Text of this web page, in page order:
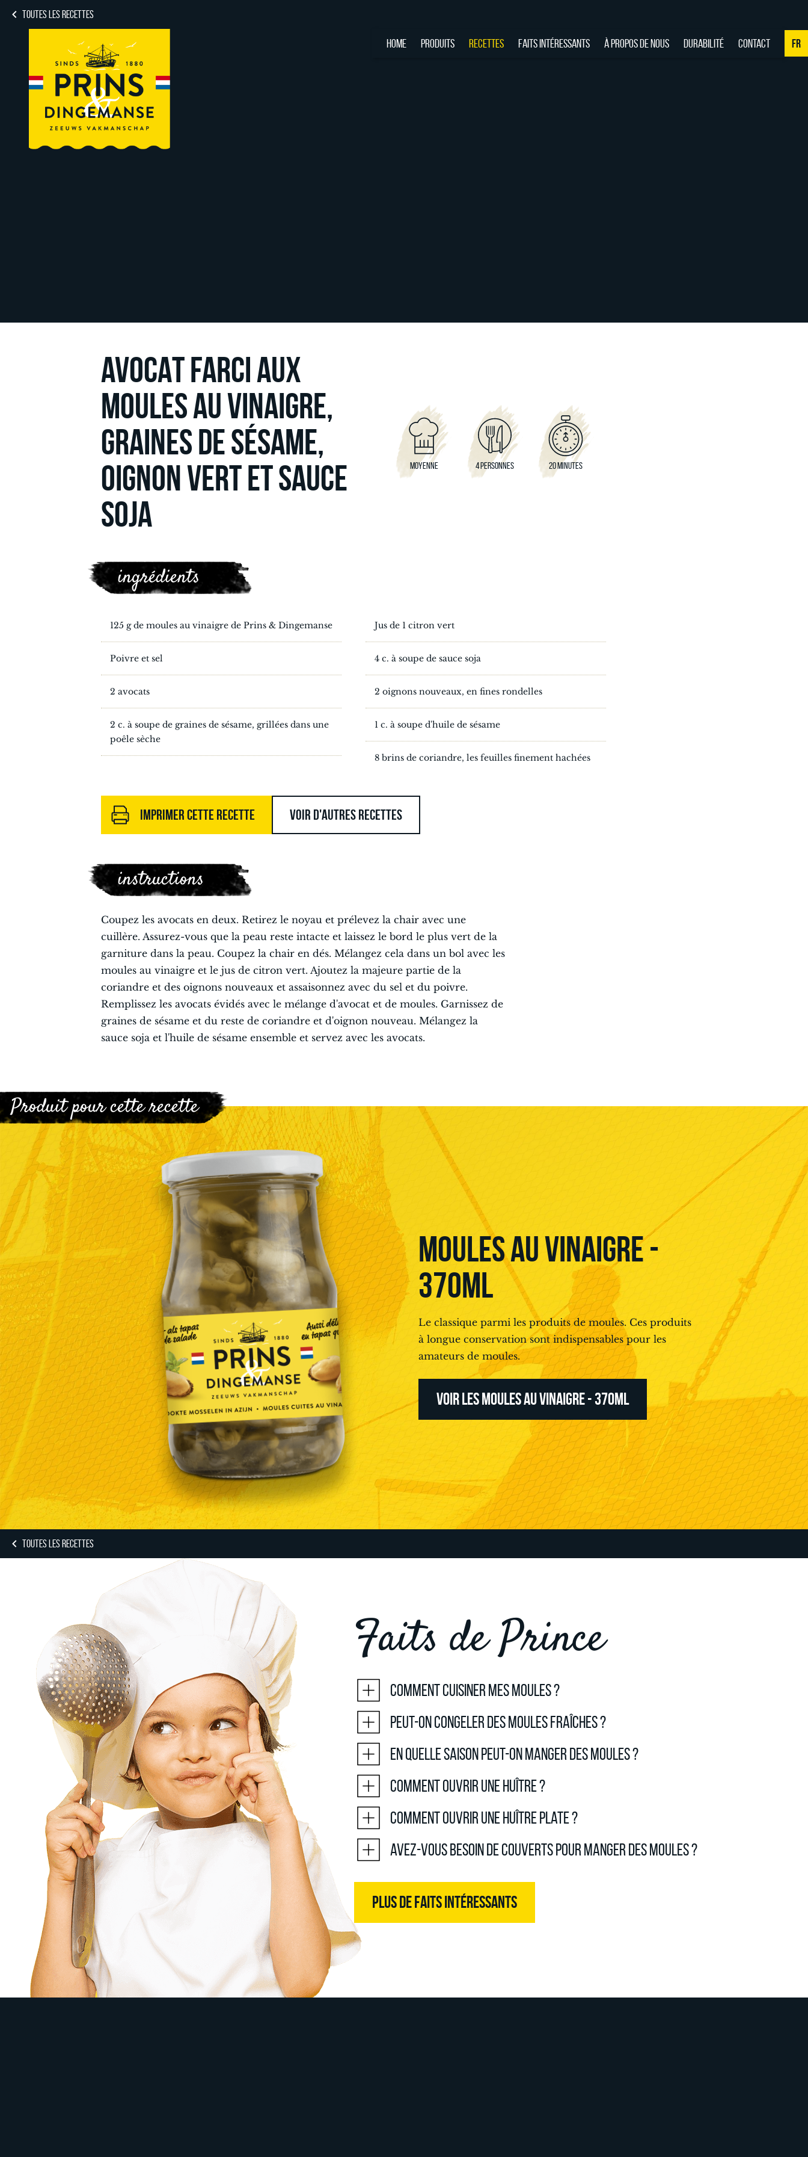
TOUTES LES RECETTES
HOME PRODUITS RECETTES FAITS INTÉRESSANTS À PROPOS DE NOUS DURABILITÉ CONTACT FR
AVOCAT FARCI AUX
MOULES AU VINAIGRE,
GRAINES DE SÉSAME,
OIGNON VERT ET SAUCE
SOJA
MOYENNE 4 PERSONNES 20 MINUTES
ingrédients
125 g de moules au vinaigre de Prins & Dingemanse
Poivre et sel
2 avocats
2 c. à soupe de graines de sésame, grillées dans une
poêle sèche
Jus de 1 citron vert
4 c. à soupe de sauce soja
2 oignons nouveaux, en fines rondelles
1 c. à soupe d'huile de sésame
8 brins de coriandre, les feuilles finement hachées
IMPRIMER CETTE RECETTE VOIR D'AUTRES RECETTES
instructions
Coupez les avocats en deux. Retirez le noyau et prélevez la chair avec une
cuillère. Assurez-vous que la peau reste intacte et laissez le bord le plus vert de la
garniture dans la peau. Coupez la chair en dés. Mélangez cela dans un bol avec les
moules au vinaigre et le jus de citron vert. Ajoutez la majeure partie de la
coriandre et des oignons nouveaux et assaisonnez avec du sel et du poivre.
Remplissez les avocats évidés avec le mélange d'avocat et de moules. Garnissez de
graines de sésame et du reste de coriandre et d'oignon nouveau. Mélangez la
sauce soja et l'huile de sésame ensemble et servez avec les avocats.
Produit pour cette recette
MOULES AU VINAIGRE -
370ML
Le classique parmi les produits de moules. Ces produits
à longue conservation sont indispensables pour les
amateurs de moules.
VOIR LES MOULES AU VINAIGRE - 370ML
TOUTES LES RECETTES
Faits de Prince
Comment cuisiner mes moules ?
Peut-on congeler des moules fraîches ?
En quelle saison peut-on manger des moules ?
Comment ouvrir une huître ?
Comment ouvrir une huître plate ?
Avez-vous besoin de couverts pour manger des moules ?
PLUS DE FAITS INTÉRESSANTS